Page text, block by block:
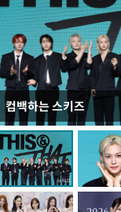
컴백하는 스키즈
이번주 국회에는 무